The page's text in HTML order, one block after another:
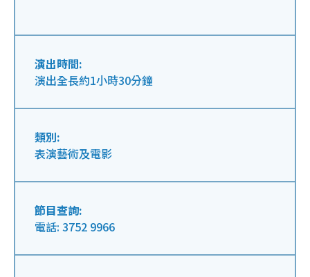
演出時間:
演出全長約1小時30分鐘
類別:
表演藝術及電影
節目查詢:
電話: 3752 9966